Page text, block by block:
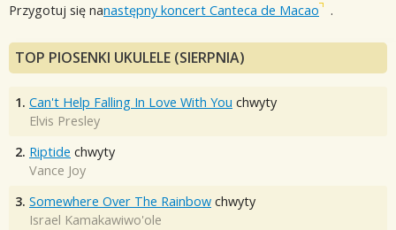
Przygotuj się nanastępny koncert Canteca de Macao .
TOP PIOSENKI UKULELE (SIERPNIA)
1. Can't Help Falling In Love With You chwyty
Elvis Presley
2. Riptide chwyty
Vance Joy
3. Somewhere Over The Rainbow chwyty
Israel Kamakawiwo'ole